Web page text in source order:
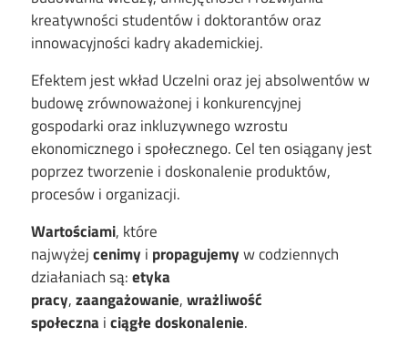
kreatywności studentów i doktorantów oraz
innowacyjności kadry akademickiej.
Efektem jest wkład Uczelni oraz jej absolwentów w
budowę zrównoważonej i konkurencyjnej
gospodarki oraz inkluzywnego wzrostu
ekonomicznego i społecznego. Cel ten osiągany jest
poprzez tworzenie i doskonalenie produktów,
procesów i organizacji.
Wartościami, które
najwyżejcenimy i propagujemyw codziennych
działaniach są:etyka
pracy,zaangażowanie,wrażliwość
społeczna iciągłe doskonalenie.